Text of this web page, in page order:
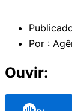
Por :
Ouvir: